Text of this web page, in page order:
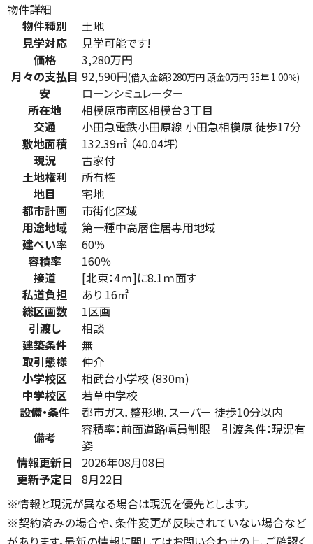
物件詳細
物件種別
土地
見学対応
見学可能です!
価格
3,280万円
月々の支払目
安
92,590円(借入金額3280万円 頭金0万円 35年 1.00％)
ローンシミュレーター
所在地
相模原市南区相模台３丁目
交通
小田急電鉄小田原線 小田急相模原 徒歩17分
敷地面積
132.39㎡ （40.04坪）
現況
古家付
土地権利
所有権
地目
宅地
都市計画
市街化区域
用途地域
第一種中高層住居専用地域
建ぺい率
60％
容積率
160％
接道
[北東：4ｍ]に8.1ｍ面す
私道負担
あり 16㎡
総区画数
1区画
引渡し
相談
建築条件
無
取引態様
仲介
小学校区
相武台小学校 (830m)
中学校区
若草中学校
設備・条件
都市ガス．整形地．スーパー 徒歩10分以内
備考
容積率：前面道路幅員制限 引渡条件：現況有
姿
情報更新日
2026年08月08日
更新予定日
8月22日
※情報と現況が異なる場合は現況を優先とします。
※契約済みの場合や、条件変更が反映されていない場合など